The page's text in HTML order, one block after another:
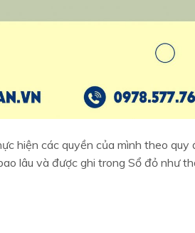
hiện các quyền của mình theo quy
lâu và được ghi trong Sổ đỏ như